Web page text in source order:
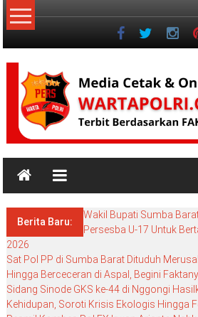
Lompat
ke
NKRI
NKRI
MATIBerita Baru:
Wakil Bupati Sumba
Persesba U-17 Untuk
2026
Sat Pol PP di Sumba Barat Dituduh
Hingga Berceceran di Aspal, Begini
Sidang Sinode GKS ke-44 di Nggongi
Kehidupan, Soroti Krisis Ekologis Hingga